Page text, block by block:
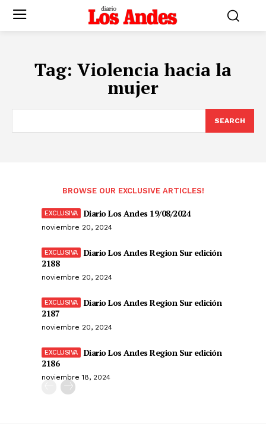
Tag: Violencia hacia la
mujer
SEARCH
BROWSE OUR EXCLUSIVE ARTICLES!
Diario Los Andes 19/08/2024
noviembre 20, 2024
Diario Los Andes Region Sur edición
2188
noviembre 20, 2024
Diario Los Andes Region Sur edición
2187
noviembre 20, 2024
Diario Los Andes Region Sur edición
2186
noviembre 18, 2024